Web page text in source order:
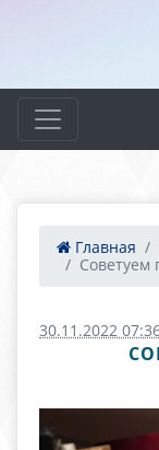
Главная
Советуем
30.11.2022